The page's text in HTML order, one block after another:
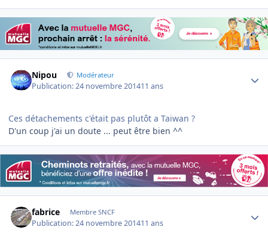
Nipou Modérateur
Publication:24 novembre 201411 ans
Ces détachements c'était pas plutôt a Taiwan ?
D'un coup j'ai un doute ... peut être bien ^^
fabrice Membre SNCF
Publication:24 novembre 201411 ans